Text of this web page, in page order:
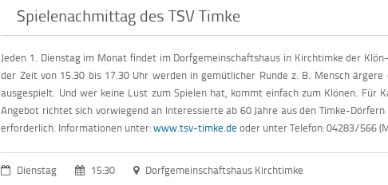
Spielenachmittag des TSV Timke
Jeden 1. Dienstag im Monat findet im Dorfgemeinschaftshaus in Kirchtimke der
der Zeit von 15.30 bis 17.30 Uhr werden in gemütlicher Runde z. B. Mensch ärgere
ausgespielt. Und wer keine Lust zum Spielen hat, kommt einfach zum Klönen. Für
Angebot richtet sich vorwiegend an Interessierte ab 60 Jahre aus den Timke-
erforderlich. Informationen unter:www.tsv-timke.de oder unter Telefon: 04283/566
Dienstag 15:30 Dorfgemeinschaftshaus Kirchtimke